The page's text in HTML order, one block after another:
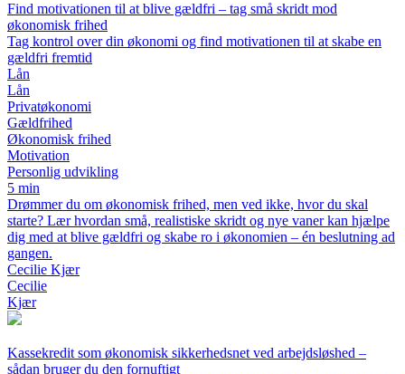
Find motivationen til at blive gældfri – tag små skridt mod
økonomisk frihed
Tag kontrol over din økonomi og find motivationen til at skabe en
gældfri fremtid
Lån
Lån
Privatøkonomi
Gældfrihed
Økonomisk frihed
Motivation
Personlig udvikling
5 min
Drømmer du om økonomisk frihed, men ved ikke, hvor du skal
starte? Lær hvordan små, realistiske skridt og nye vaner kan hjælpe
dig med at blive gældfri og skabe ro i økonomien – én beslutning ad
gangen.
Cecilie Kjær
Cecilie
Kjær
Kassekredit som økonomisk sikkerhedsnet ved arbejdsløshed –
sådan bruger du den fornuftigt